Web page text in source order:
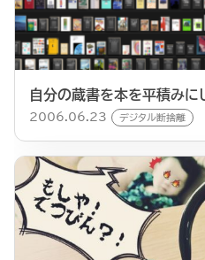
自分の蔵書を本を平積みに
2006.06.23 デジタル断捨離